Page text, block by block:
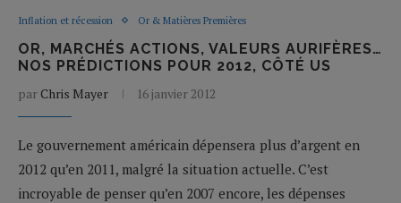
Inflation et récession Or & Matières Premières
OR, MARCHÉS ACTIONS, VALEURS AURIFÈRES…
NOS PRÉDICTIONS POUR 2012, CÔTÉ US
parChris Mayer 16 janvier 2012
Le gouvernement américain dépensera plus d’argent en
2012 qu’en 2011, malgré la situation actuelle. C’est
incroyable de penser qu’en 2007 encore, les dépenses